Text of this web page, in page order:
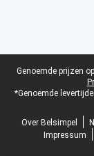
Juridische
Genoemde prijzen
*Genoemde
Over Belsimpel
Impressum